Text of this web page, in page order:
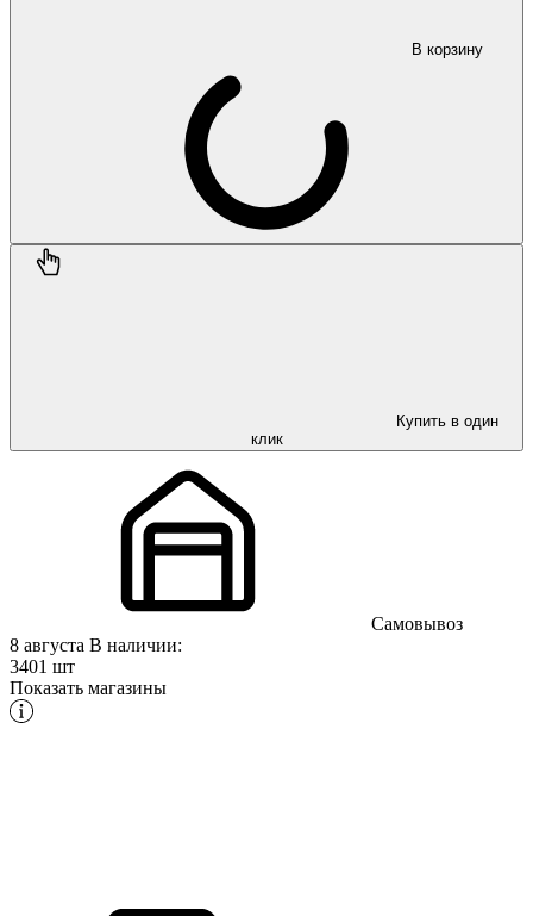
В корзину
Купить в один
клик
Самовывоз
8 августа В наличии:
3401 шт
Показать магазины